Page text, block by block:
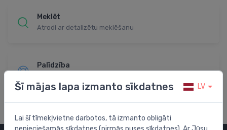
Meklēt
Atrodi ar detalizētu meklēšanu
Palīdzība
Šī mājas lapa izmanto sīkdatnes LV
Lai šī tīmekļvietne darbotos, tā izmanto obligāti